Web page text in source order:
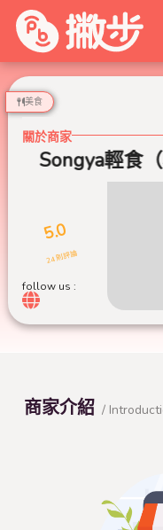
美食
關於商家
Songya輕食（
5.0
24 則評論
follow us :
商家介紹 /